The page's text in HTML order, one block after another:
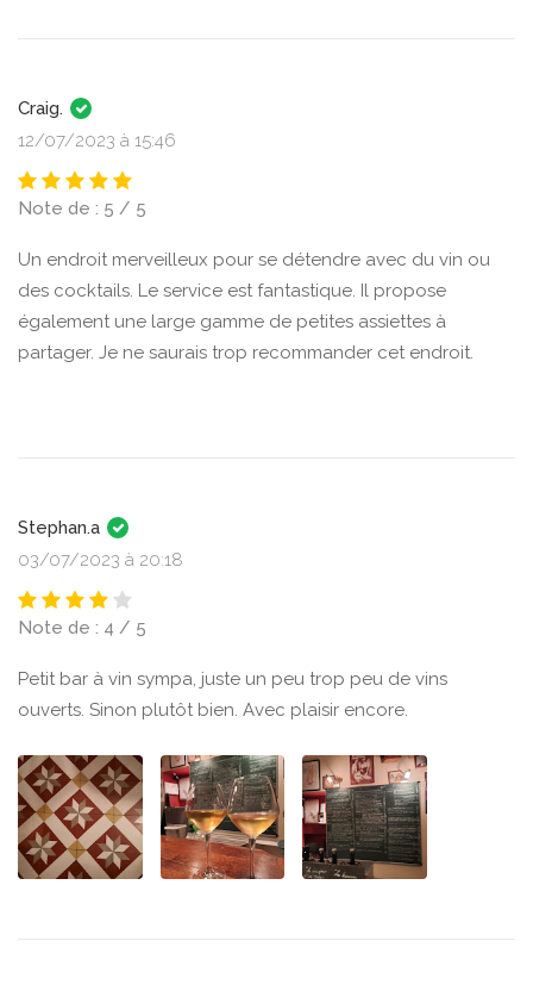
Craig.
12/07/2023 à 15:46
Note de : 5 / 5
Un endroit merveilleux pour se détendre avec du vin ou
des cocktails. Le service est fantastique. Il propose
également une large gamme de petites assiettes à
partager. Je ne saurais trop recommander cet endroit.
Stephan.a
03/07/2023 à 20:18
Note de : 4 / 5
Petit bar à vin sympa, juste un peu trop peu de vins
ouverts. Sinon plutôt bien. Avec plaisir encore.